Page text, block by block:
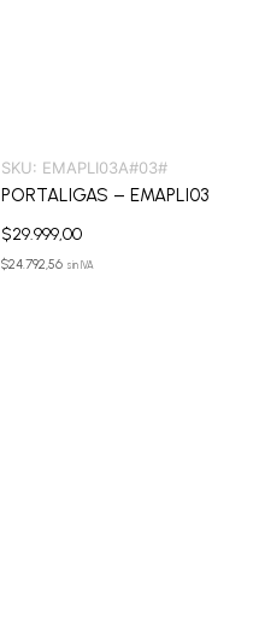
SKU: EMAPLI03A#03#
PORTALIGAS – EMAPLI03
$29.999,00
$24.792,56 sin IVA